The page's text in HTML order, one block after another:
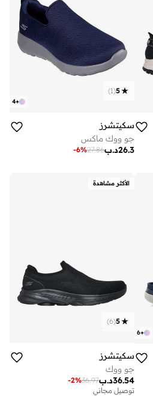
+
4
5
(
1
)
سكيتشرز
جو ووك ماكس
د.ب26.3
27.86
-6%
+
6
الأكثر مشاهدة
5
(
6
)
سكيتشرز
جو ووك
د.ب36.54
36.97
-2%
توصيل مجاني